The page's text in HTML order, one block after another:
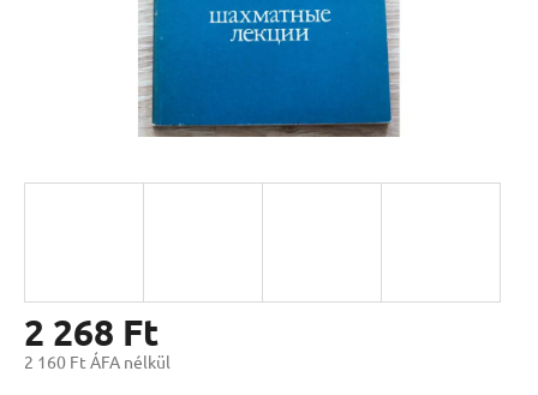
2 268 Ft
2 160 Ft ÁFA nélkül